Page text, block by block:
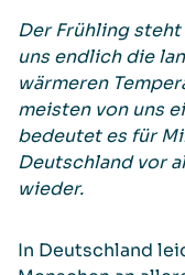
Der Frühling
uns endlich die
wärmeren
meisten von uns
bedeutet es für
Deutschland vor
wieder.
In Deutschland